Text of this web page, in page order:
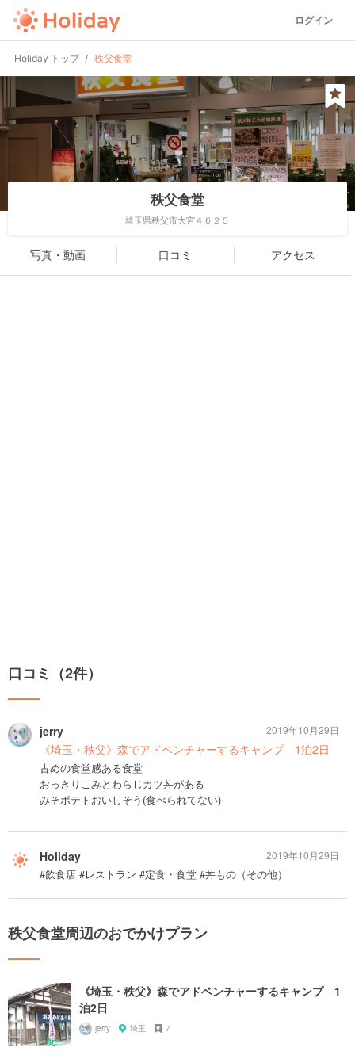
ログイン
Holiday トップ 秩父食堂
秩父食堂
埼玉県秩父市大宮４６２５
写真・動画 口コミ アクセス
口コミ（2件）
jerry
《埼玉・秩父》森でアドベンチャーするキャンプ 1泊2日
古めの食堂感ある食堂
おっきりこみとわらじカツ丼がある
みそポテトおいしそう(食べられてない)
2019年10月29日
Holiday
#飲食店 #レストラン #定食・食堂 #丼もの（その他）
2019年10月29日
秩父食堂周辺のおでかけプラン
《埼玉・秩父》森でアドベンチャーするキャンプ 1
泊2日
jerry 埼玉 7